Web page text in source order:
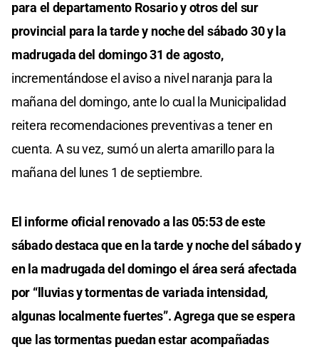
para el departamento Rosario y otros del sur
provincial para la tarde y noche del sábado 30 y la
madrugada del domingo 31 de agosto,
incrementándose el aviso a nivel naranja para la
mañana del domingo, ante lo cual la Municipalidad
reitera recomendaciones preventivas a tener en
cuenta. A su vez, sumó un alerta amarillo para la
mañana del lunes 1 de septiembre.
El informe oficial renovado a las 05:53 de este
sábado destaca que en la tarde y noche del sábado y
en la madrugada del domingo el área será afectada
por “lluvias y tormentas de variada intensidad,
algunas localmente fuertes”. Agrega que se espera
que las tormentas puedan estar acompañadas